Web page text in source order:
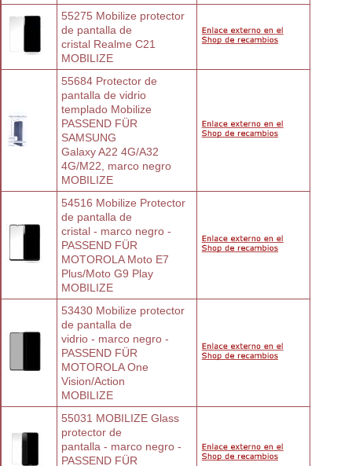
55275 Mobilize protector
de pantalla de
cristal Realme C21
MOBILIZE
55684 Protector de
pantalla de vidrio
templado Mobilize
PASSEND FÜR
SAMSUNG
Galaxy A22 4G/A32
4G/M22, marco negro
MOBILIZE
54516 Mobilize Protector
de pantalla de
cristal - marco negro -
PASSEND FÜR
MOTOROLA Moto E7
Plus/Moto G9 Play
MOBILIZE
53430 Mobilize protector
de pantalla de
vidrio - marco negro -
PASSEND FÜR
MOTOROLA One
Vision/Action
MOBILIZE
55031 MOBILIZE Glass
protector de
pantalla - marco negro -
PASSEND FÜR